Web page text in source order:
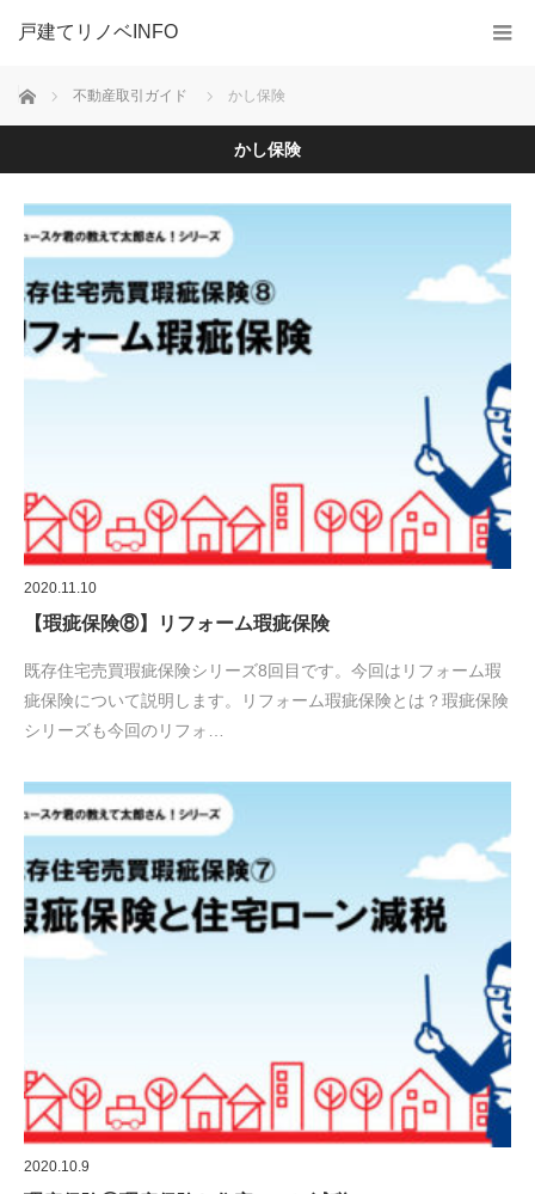
戸建てリノベINFO
ホーム 不動産取引ガイド かし保険
かし保険
2020.11.10
【瑕疵保険⑧】リフォーム瑕疵保険
既存住宅売買瑕疵保険シリーズ8回目です。今回はリフォーム瑕
疵保険について説明します。リフォーム瑕疵保険とは？瑕疵保険
シリーズも今回のリフォ…
2020.10.9